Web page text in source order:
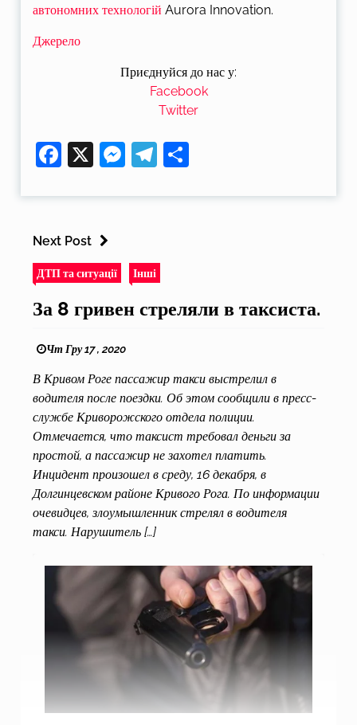
автономних технологійAurora Innovation.
Джерело
Facebook
X Messenger
Telegram
Приєднуйся до нас у:
Facebook
Twitter
Next Post
ДТП та ситуації Інші
За 8 гривен стреляли в таксиста.
Чт Гру 17 , 2020
В Кривом Роге пассажир такси выстрелил в
водителя после поездки. Об этом сообщили в пресс-
службе Криворожского отдела полиции.
Отмечается, что таксист требовал деньги за
простой, а пассажир не захотел платить.
Инцидент произошел в среду, 16 декабря, в
Долгинцевском районе Кривого Рога. По информации
очевидцев, злоумышленник стрелял в водителя
такси. Нарушитель […]